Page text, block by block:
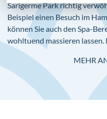
Vegetarische, vegane und
verschiedene
Hauptrestaurant
internationales
Sarigerme Park richtig
Beispiel einen Besuch im
können Sie auch den Spa-
wohltuend massieren
gegen Aufpreis Schönheits-/
Verfügung.
MEHR